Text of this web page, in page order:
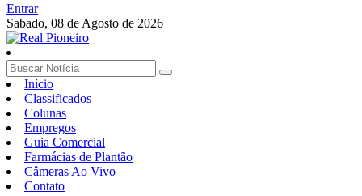
Entrar
Sabado, 08 de Agosto de 2026
Início
Classificados
Colunas
Empregos
Guia Comercial
Farmácias de Plantão
Câmeras Ao Vivo
Contato